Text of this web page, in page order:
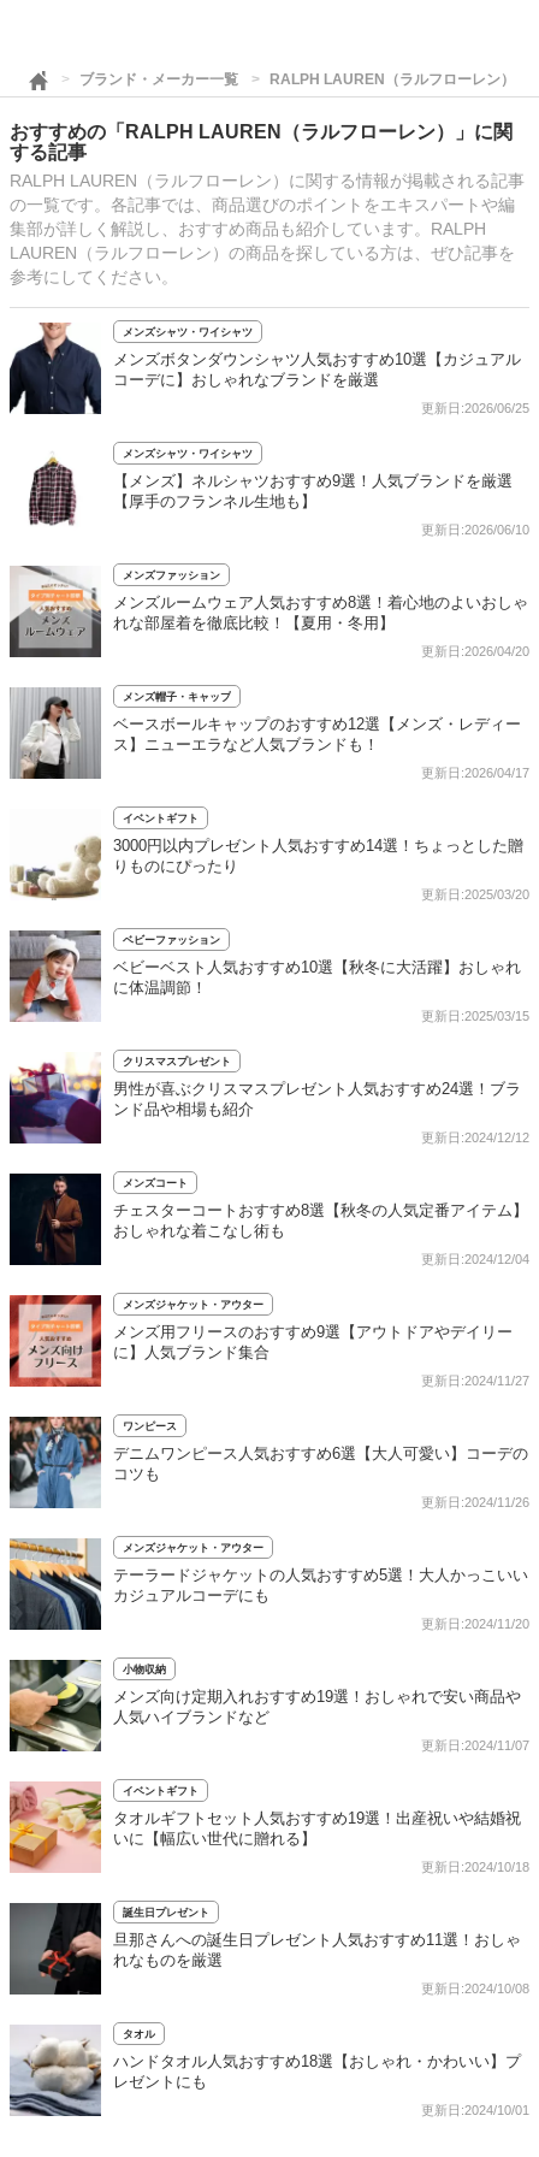
ブランド・メーカー一覧 RALPH LAUREN（ラルフローレン）
おすすめの「RALPH LAUREN（ラルフローレン）」に関
する記事
RALPH LAUREN（ラルフローレン）に関する情報が掲載される記事
の一覧です。各記事では、商品選びのポイントをエキスパートや編
集部が詳しく解説し、おすすめ商品も紹介しています。RALPH
LAUREN（ラルフローレン）の商品を探している方は、ぜひ記事を
参考にしてください。
メンズシャツ・ワイシャツ
メンズボタンダウンシャツ人気おすすめ10選【カジュアル
コーデに】おしゃれなブランドを厳選
更新日:2026/06/25
メンズシャツ・ワイシャツ
【メンズ】ネルシャツおすすめ9選！人気ブランドを厳選
【厚手のフランネル生地も】
更新日:2026/06/10
メンズファッション
メンズルームウェア人気おすすめ8選！着心地のよいおしゃ
れな部屋着を徹底比較！【夏用・冬用】
更新日:2026/04/20
メンズ帽子・キャップ
ベースボールキャップのおすすめ12選【メンズ・レディー
ス】ニューエラなど人気ブランドも！
更新日:2026/04/17
イベントギフト
3000円以内プレゼント人気おすすめ14選！ちょっとした贈
りものにぴったり
更新日:2025/03/20
ベビーファッション
ベビーベスト人気おすすめ10選【秋冬に大活躍】おしゃれ
に体温調節！
更新日:2025/03/15
クリスマスプレゼント
男性が喜ぶクリスマスプレゼント人気おすすめ24選！ブラ
ンド品や相場も紹介
更新日:2024/12/12
メンズコート
チェスターコートおすすめ8選【秋冬の人気定番アイテム】
おしゃれな着こなし術も
更新日:2024/12/04
メンズジャケット・アウター
メンズ用フリースのおすすめ9選【アウトドアやデイリー
に】人気ブランド集合
更新日:2024/11/27
ワンピース
デニムワンピース人気おすすめ6選【大人可愛い】コーデの
コツも
更新日:2024/11/26
メンズジャケット・アウター
テーラードジャケットの人気おすすめ5選！大人かっこいい
カジュアルコーデにも
更新日:2024/11/20
小物収納
メンズ向け定期入れおすすめ19選！おしゃれで安い商品や
人気ハイブランドなど
更新日:2024/11/07
イベントギフト
タオルギフトセット人気おすすめ19選！出産祝いや結婚祝
いに【幅広い世代に贈れる】
更新日:2024/10/18
誕生日プレゼント
旦那さんへの誕生日プレゼント人気おすすめ11選！おしゃ
れなものを厳選
更新日:2024/10/08
タオル
ハンドタオル人気おすすめ18選【おしゃれ・かわいい】プ
レゼントにも
更新日:2024/10/01